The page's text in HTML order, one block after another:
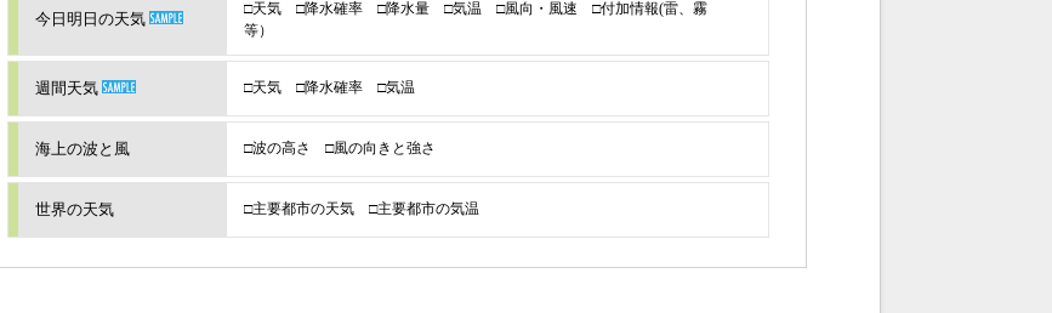
今日明日の天気
□天気 □降水確率 □降水量 □気温 □風向・風速 □付加情報(雷、霧
等）
週間天気 □天気 □降水確率 □気温
海上の波と風 □波の高さ □風の向きと強さ
世界の天気 □主要都市の天気 □主要都市の気温